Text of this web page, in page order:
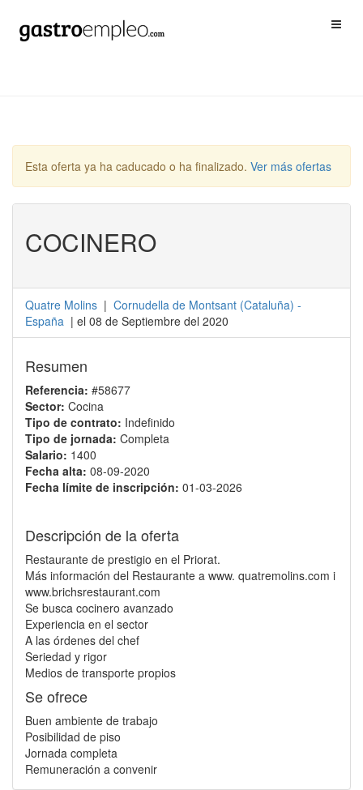
Esta oferta ya ha caducado o ha finalizado. Ver más ofertas
COCINERO
Quatre Molins | Cornudella de Montsant (Cataluña) -
España | el 08 de Septiembre del 2020
Resumen
Referencia: #58677
Sector: Cocina
Tipo de contrato: Indefinido
Tipo de jornada: Completa
Salario: 1400
Fecha alta: 08-09-2020
Fecha límite de inscripción: 01-03-2026
Descripción de la oferta
Restaurante de prestigio en el Priorat.
Más información del Restaurante a www. quatremolins.com i
www.brichsrestaurant.com
Se busca cocinero avanzado
Experiencia en el sector
A las órdenes del chef
Seriedad y rigor
Medios de transporte propios
Se ofrece
Buen ambiente de trabajo
Posibilidad de piso
Jornada completa
Remuneración a convenir